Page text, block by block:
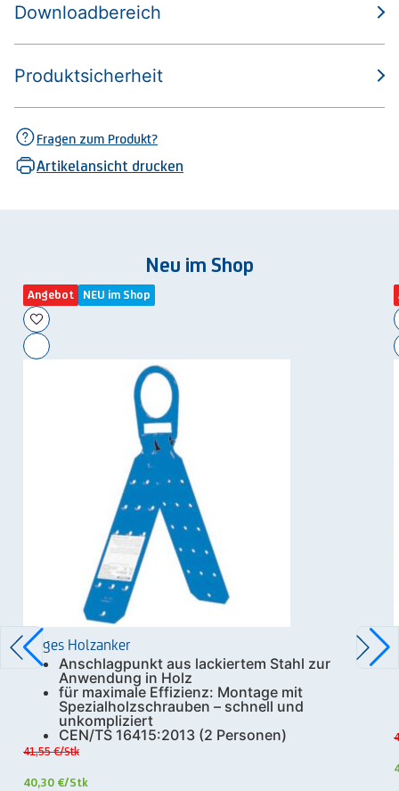
Downloadbereich
Produktsicherheit
Fragen zum Produkt?
Artikelansicht drucken
Neu im Shop
Angebot NEU im Shop
Zarges Holzanker
Anschlagpunkt aus lackiertem Stahl zur
Anwendung in Holz
für maximale Effizienz: Montage mit
Spezialholzschrauben – schnell und
unkompliziert
CEN/TS 16415:2013 (2 Personen)
41,55 €/Stk
40,30 €/Stk